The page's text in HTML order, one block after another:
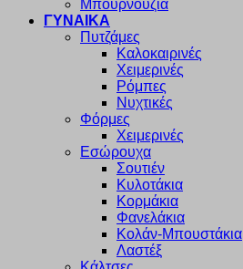
Μπουρνούζια
ΓΥΝΑΙΚΑ
Πυτζάμες
Καλοκαιρινές
Χειμερινές
Ρόμπες
Νυχτικές
Φόρμες
Χειμερινές
Εσώρουχα
Σουτιέν
Κυλοτάκια
Κορμάκια
Φανελάκια
Κολάν-Μπουστάκια
Λαστέξ